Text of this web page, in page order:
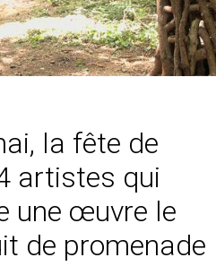
la fête de
artistes qui
une œuvre le
de promenade